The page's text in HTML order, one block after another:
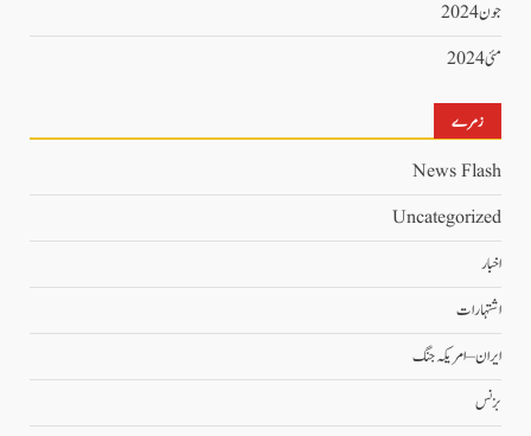
جون 2024
مئی 2024
زمرے
News Flash
Uncategorized
اخبار
اشتہارات
ایران – امریکہ جنگ
بزنس